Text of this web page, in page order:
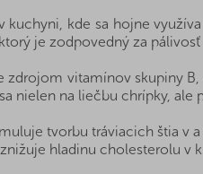
kde sa hojne
je zodpovedný za
zdrojom vitamínov skupiny
nielen na liečbu chrípky, ale
tvorbu tráviacich štia v
hladinu cholesterolu v